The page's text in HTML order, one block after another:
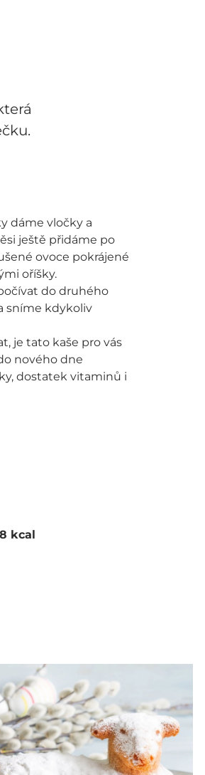
dáme vločky a
ještě přidáme po
ovoce pokrájené
oříšky.
do druhého
sníme kdykoliv
je tato kaše pro vás
nového dne
dostatek vitaminů i
kcal